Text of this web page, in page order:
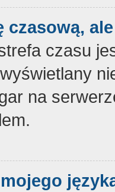
czasową,
czasu
na